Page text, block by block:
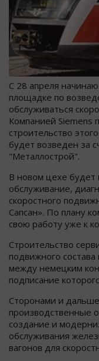
С 28 апреля
площадке по
обслуживаться
Компанией Siemens
строительство
будет возведен за
"Металлострой".
В новом цехе будет
обслуживание,
скоростного
Сапсан». По плану
свою работу уже к
Строительство
подвижного
между немецким
подписание
Сторонами и
производственные
создание и
обслуживания
вагонов для